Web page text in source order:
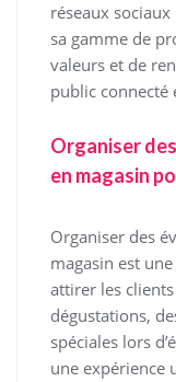
réseaux
sa gamme de
valeurs et de
public connecté
Organiser
en magasin
Organiser des
magasin est
attirer les
dégustations,
spéciales lors
une expérience